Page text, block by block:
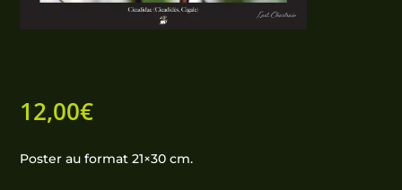
12,00€
Poster au format 21×30 cm.